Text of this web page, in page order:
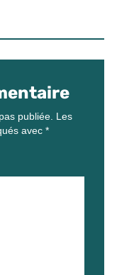
publiée. Les
avec *